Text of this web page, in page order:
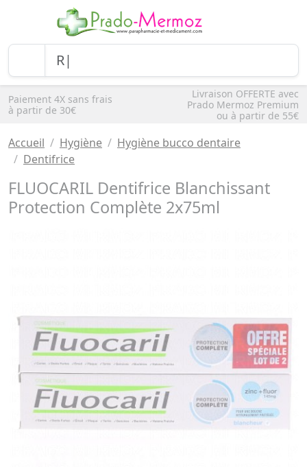
Paiement 4X sans frais
à partir de 30€
Livraison OFFERTE avec
Prado Mermoz Premium
ou à partir de 55€
Accueil Hygiène
Hygiène bucco dentaire
Dentifrice
FLUOCARIL Dentifrice Blanchissant
Protection Complète 2x75ml